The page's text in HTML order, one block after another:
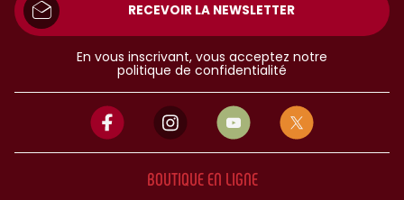
RECEVOIR LA NEWSLETTER
En vous inscrivant, vous acceptez notre
politique de confidentialité
BOUTIQUE EN LIGNE